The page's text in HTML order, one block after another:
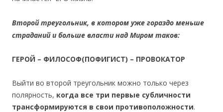
Второй треугольник, в котором уже гораздо меньше
страданий и больше власти над Миром таков:
ГЕРОЙ – ФИЛОСОФ(ПОФИГИСТ) – ПРОВОКАТОР
Выйти во второй треугольник можно только через
полярность, когда все три первые субличности
трансформируются в свои противоположности.